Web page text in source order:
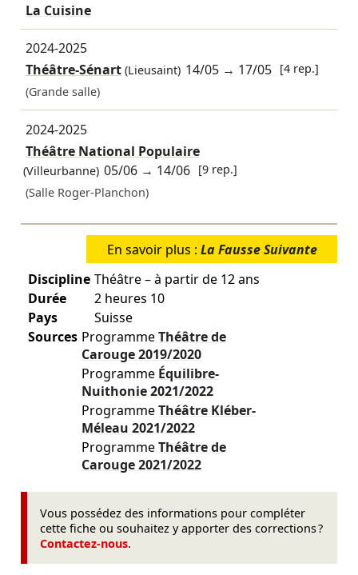
La Cuisine
2024-2025
Théâtre-Sénart(Lieusaint) 14/05 → 17/05 [4 rep.]
(Grande salle)
2024-2025
Théâtre National Populaire
(Villeurbanne) 05/06 → 14/06 [9 rep.]
(Salle Roger-Planchon)
En savoir plus : La Fausse Suivante
Discipline Théâtre – à partir de 12 ans
Durée
2 heures 10
Pays
Suisse
Sources ProgrammeThéâtre de
Carouge2019/2020
Programme Équilibre-
Nuithonie2021/2022
ProgrammeThéâtre Kléber-
Méleau 2021/2022
ProgrammeThéâtre de
Carouge2021/2022
Vous possédez des informations pour compléter
cette fiche ou souhaitez y apporter des corrections ?
Contactez-nous.